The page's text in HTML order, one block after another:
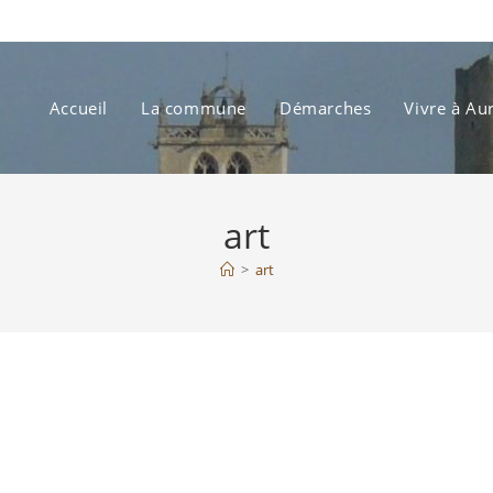
Accueil La commune Démarches Vivre à
art
> art